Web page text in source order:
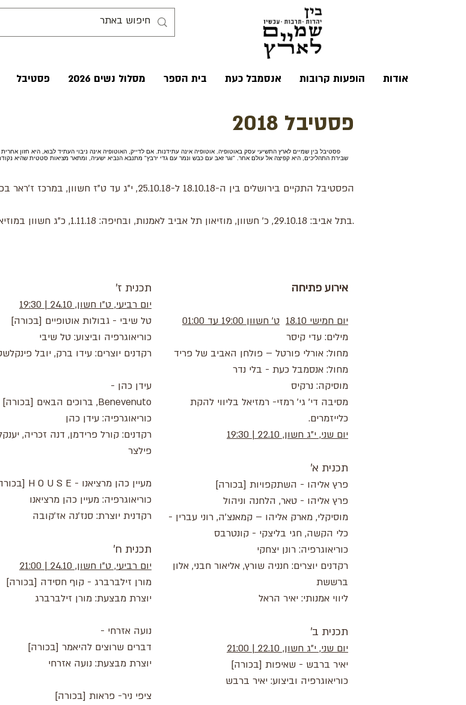
אודות הופעות קרובות אנסמבל כעת בית הספר מסלול נשים 2026 פסטיבל
פסטיבל 2018
פסטיבל בין שמיים לארץ התשיעי עסק באוטופיה. אוטופיה אינה עתידנות. אם לדייק, האוטופיה אינה ניבוי העתיד לבוא, היא חזון
שבירת התהליכים, היא קפיצה אל עולם אחר. "וגר זאב עם כבש ונמר עם גדי ירבץ" מתנבא הנביא ישעיה, ומתאר מציאות סטטית שהיא
הפסטיבל התקיים בירושלים בין ה-18.10.18 ל-25.10.18, י"ג עד ט"ז חשוון, במרכז ז'ראר בכר ובמוזיאון ישראל.
.בתל אביב: 29.10.18, כ' חשוון, מוזיאון תל אביב לאמנות, ובחיפה: 1.11.18, כ"ג חשוון במוזיאון חיפה לאמנות
תכנית ז'
יום רביעי, ט"ו חשון, 24.10 | 19:30
טל שיבי - גבולות אוטופיים [בכורה]
כוריאוגרפיה וביצוע: טל שיבי
רקדנים יוצרים: עידו ברק, יובל
עידן כהן -
Benevenuto, ברוכים הבאים [בכורה]
כוריאוגרפיה: עידן כהן
רקדנים: קורל פרידמן, דנה זכריה,
פילצר
מעיין כהן מרציאנו - H O U S E [בכורה]
כוריאוגרפיה: מעיין כהן מרציאנו
רקדנית יוצרת: סנז'נה אז'קובה
תכנית ח'
יום רביעי, ט"ו חשון, 24.10 | 21:00
מורן זילברברג - קוף חסידה [בכורה]
יוצרת מבצעת: מורן זילברברג
נועה אזרחי -
דברים שרוצים להיאמר [בכורה]
יוצרת מבצעת: נועה אזרחי
ציפי ניר- פראות [בכורה]
אירוע פתיחה
יום חמישי 18.10
ט' חשוון 19:00 עד 01:00
מילים: עדי קיסר
מחול: אורלי פורטל – פולחן האביב של פריד
מחול: אנסמבל כעת - בלי נדר
מוסיקה: נרקיס
מסיבה די' גי' רמזי- רמזיאל בליווי להקת
כלייזמרים.
יום שני, י"ג חשון, 22.10 | 19:30
תכנית א'
פרץ אליהו - השתקפויות [בכורה]
פרץ אליהו - טאר, הלחנה וניהול
מוסיקלי, מארק אליהו – קמאנצ'ה, רוני עברין -
כלי הקשה, חגי בליצקי - קונטרבס
כוריאוגרפיה: רונן יצחקי
רקדנים יוצרים: חנניה שורץ, אליאור חבני, אלון
ברששת
ליווי אמנותי: יאיר הראל
תכנית ב'
יום שני, י"ג חשון, 22.10 | 21:00
יאיר ברבש - שאיפות [בכורה]
כוריאוגרפיה וביצוע: יאיר ברבש